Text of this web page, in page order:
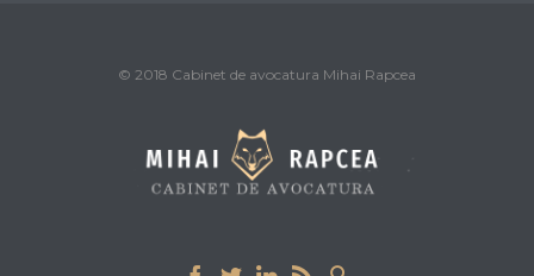
© 2018 Cabinet de avocatura Mihai Rapcea